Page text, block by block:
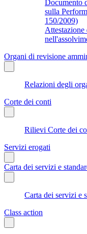
Documento
sulla
150/2009)
Organi di revisione
Relazioni degli
Corte dei conti
Rilievi Corte dei
Servizi erogati
Carta dei servizi e
Carta dei servizi e
Class action